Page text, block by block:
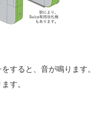
すると、音が鳴ります。
す。